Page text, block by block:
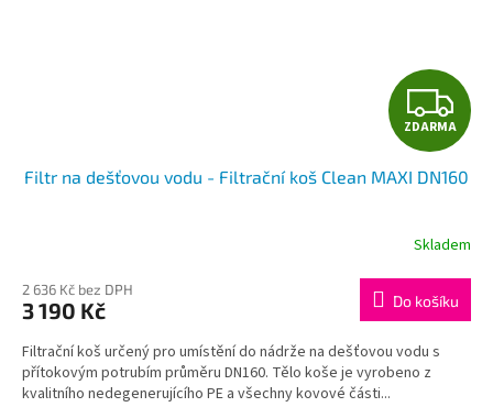
Z
D
A
R
M
A
ZDARMA
Filtr na dešťovou vodu - Filtrační koš Clean MAXI DN160
produktu
je
z
5
hvězdiček.
Skladem
2 636 Kč bez DPH
3 190 Kč Do košíku
Filtrační koš určený pro umístění do nádrže na dešťovou vodu s
přítokovým potrubím průměru DN160. Tělo koše je vyrobeno z
kvalitního nedegenerujícího PE a všechny kovové části...